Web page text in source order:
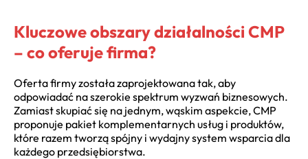
Kluczowe obszary działalności CMP
– co oferuje firma?
Oferta firmy została zaprojektowana tak, aby
odpowiadać na szerokie spektrum wyzwań biznesowych.
Zamiast skupiać się na jednym, wąskim aspekcie, CMP
proponuje pakiet komplementarnych usług i produktów,
które razem tworzą spójny i wydajny system wsparcia dla
każdego przedsiębiorstwa.